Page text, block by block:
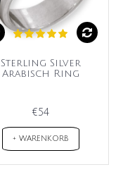
Sterling Silver
Arabisch Ring
€54
+ WARENKORB